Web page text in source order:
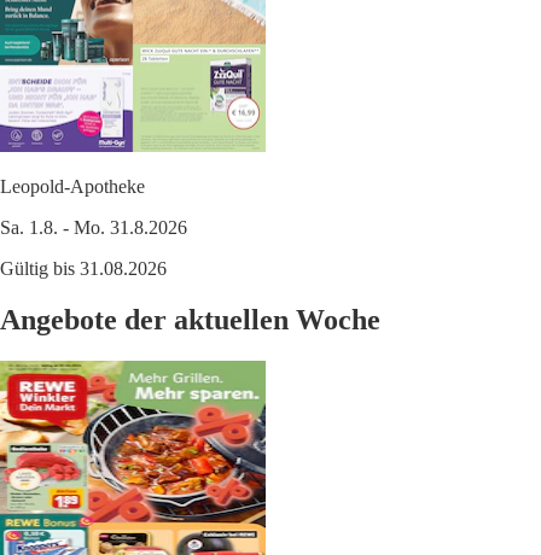
Leopold-Apotheke
Sa. 1.8. - Mo. 31.8.2026
Gültig bis 31.08.2026
Angebote der aktuellen Woche